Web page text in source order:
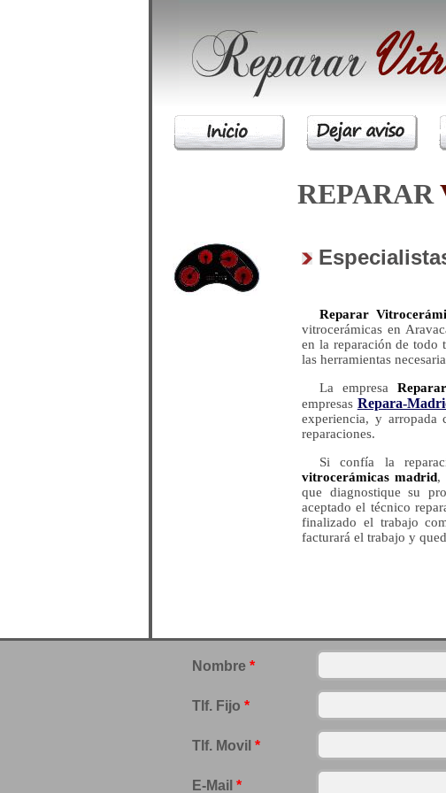
REPARAR
Reparar
vitrocerámicas en
en la reparación de todo
las herramientas
La empresa
empresas Repara-
experiencia, y
reparaciones.
Si confía la
vitrocerámicas madrid,
que diagnostique su
aceptado el técnico
finalizado el trabajo
facturará el trabajo y
Nombre *
Tlf. Fijo *
Tlf. Movil *
E-Mail *